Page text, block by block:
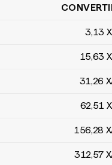
liberianos a francos CFA
3,13
15,63
31,26
62,51
156,28
312,57